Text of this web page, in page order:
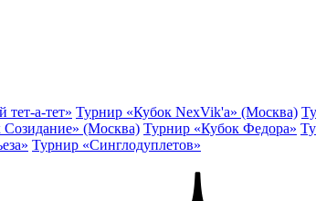
а-тет» Турнир «Кубок NexVik'a» (Москва)
(Москва) Турнир «Кубок Федора»
Турнир «Синглодуплетов»